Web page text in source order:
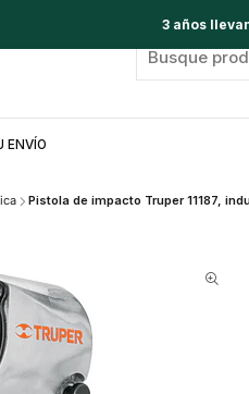
ENVÍO
3 años
Pistola de impacto Truper 11187,